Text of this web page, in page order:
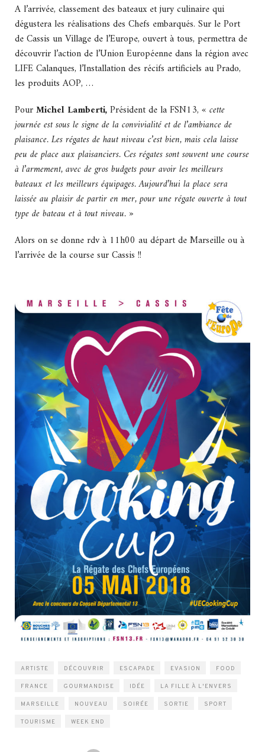
A l’arrivée, classement des bateaux et jury culinaire qui
dégustera les réalisations des Chefs embarqués. Sur le Port
de Cassis un Village de l’Europe, ouvert à tous, permettra de
découvrir l’action de l’Union Européenne dans la région avec
LIFE Calanques, l’Installation des récifs artificiels au Prado,
les produits AOP, …
PourMichel Lamberti,Président de la FSN13, « cette
journée est sous le signe de la convivialité et de l’ambiance de
plaisance. Les régates de haut niveau c’est bien, mais cela laisse
peu de place aux plaisanciers. Ces régates sont souvent une course
à l’armement, avec de gros budgets pour avoir les meilleurs
bateaux et les meilleurs équipages. Aujourd’hui la place sera
laissée au plaisir de partir en mer, pour une régate ouverte à tout
type de bateau et à tout niveau. »
Alors on se donne rdv à 11h00 au départ de Marseille ou à
l’arrivée de la course sur Cassis !!
ARTISTE DÉCOUVRIR ESCAPADE EVASION FOOD
FRANCE GOURMANDISE IDÉE LA FILLE À L'ENVERS
MARSEILLE NOUVEAU SOIRÉE SORTIE SPORT
TOURISME WEEK END